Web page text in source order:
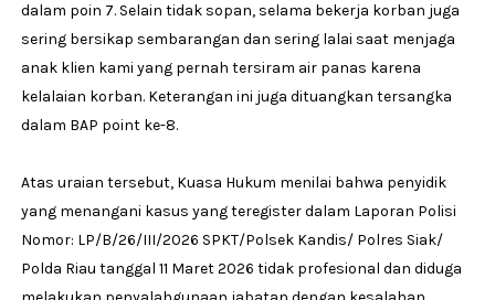
dalam poin 7. Selain tidak sopan, selama bekerja korban juga
sering bersikap sembarangan dan sering lalai saat menjaga
anak klien kami yang pernah tersiram air panas karena
kelalaian korban. Keterangan ini juga dituangkan tersangka
dalam BAP point ke-8.
Atas uraian tersebut, Kuasa Hukum menilai bahwa penyidik
yang menangani kasus yang teregister dalam Laporan Polisi
Nomor: LP/B/26/III/2026 SPKT/Polsek Kandis/ Polres Siak/
Polda Riau tanggal 11 Maret 2026 tidak profesional dan diduga